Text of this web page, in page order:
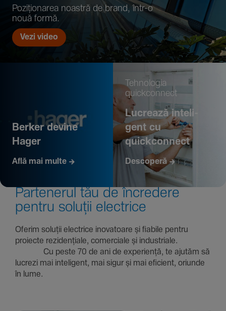
Pozi­țio­narea noastră de brand, într-o
nouă formă.
Vezi video
Berker devine
Hager
Află mai multe
Tehno­logia
quickconnect
Lucrează inte­li­
gent cu
quickconnect
Descoperă
Parte­nerul tău de încre­dere
pentru soluții electrice
Oferim soluții electrice inova­toare și fiabile pentru
proiecte rezi­den­țiale, comer­ciale și indus­triale.
Cu peste 70 de ani de expe­riență, te ajutăm să
lucrezi mai inte­li­gent, mai sigur și mai eficient, oriunde
în lume.